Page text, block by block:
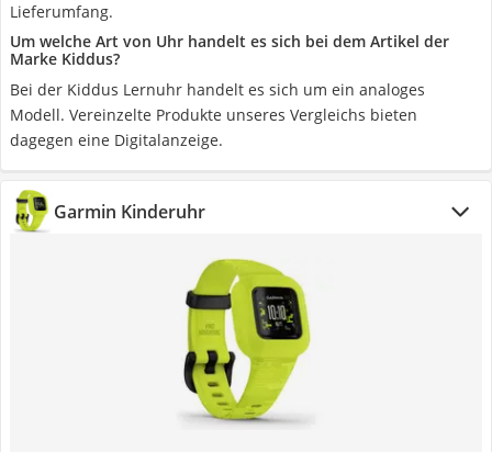
Lieferumfang.
Um welche Art von Uhr handelt es sich bei dem Artikel der
Marke Kiddus?
Bei der Kiddus Lernuhr handelt es sich um ein analoges
Modell. Vereinzelte Produkte unseres Vergleichs bieten
dagegen eine Digitalanzeige.
Garmin Kinderuhr